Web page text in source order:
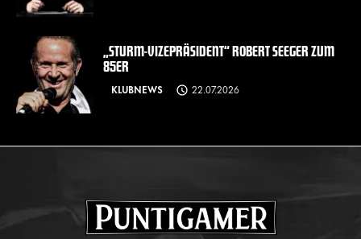
„STURM-VIZEPRÄSIDENT“ ROBERT SEEGER ZUM
85ER
KLUBNEWS 22.07.2026